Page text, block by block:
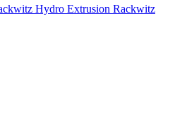
Hydro Extrusion Rackwitz